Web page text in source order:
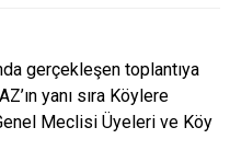
gerçekleşen toplantıya
yanı sıra Köylere
Meclisi Üyeleri ve Köy